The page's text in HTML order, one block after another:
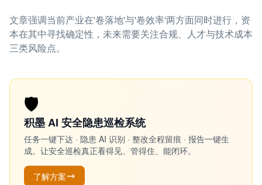
文章强调当前产业在'卷落地'与'卷效率'两方面同时进行，资
本在其中寻找确定性，未来需要关注合规、人才与技术成本
三类风险点。
🛡️
积墨 AI 安全隐患巡检系统
任务一键下达 · 隐患 AI 识别 · 整改全程留痕 · 报告一键生
成。让安全巡检真正看得见、管得住、能闭环。
了解方案